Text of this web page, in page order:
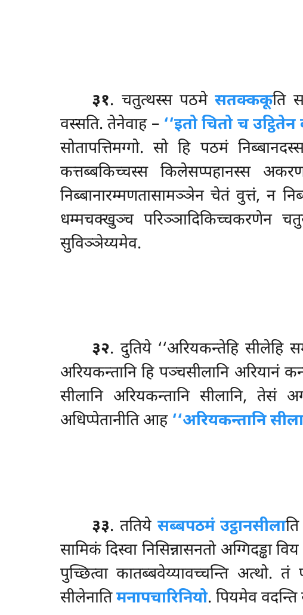
३१. चतुत्थस्स पठमेसतक्ककूति
वस्सति. तेनेवाह – ‘‘इतो चितो च
सोतापत्तिमग्गो. सो हि पठमं
कत्तब्बकिच्चस्स किलेसप्पहानस्स
निब्बानारम्मणतासामञ्ञेन चेतं वुत्तं, न
धम्मचक्खुञ्च परिञ्ञादिकिच्चकरणेन
सुविञ्ञेय्यमेव.
३२. दुतिये ‘‘अरियकन्तेहि सीलेहि
अरियकन्तानिहि पञ्चसीलानि अरियानं
सीलानि अरियकन्तानि सीलानि, तेसं
अधिप्पेतानीति आह ‘‘अरियकन्तानि
३३. ततिये सब्बपठमं उट्ठानसीला
सामिकं दिस्वा निसिन्नासनतो अग्गिदड्ढा
पुच्छित्वा कातब्बवेय्यावच्चन्ति अत्थो. तं
सीलेनातिमनापचारिनियो. पियमेव वदन्ति